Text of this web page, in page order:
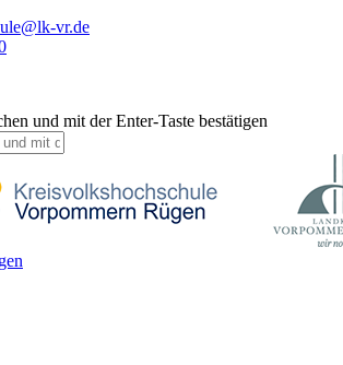
vr.de
und mit der Enter-Taste bestätigen